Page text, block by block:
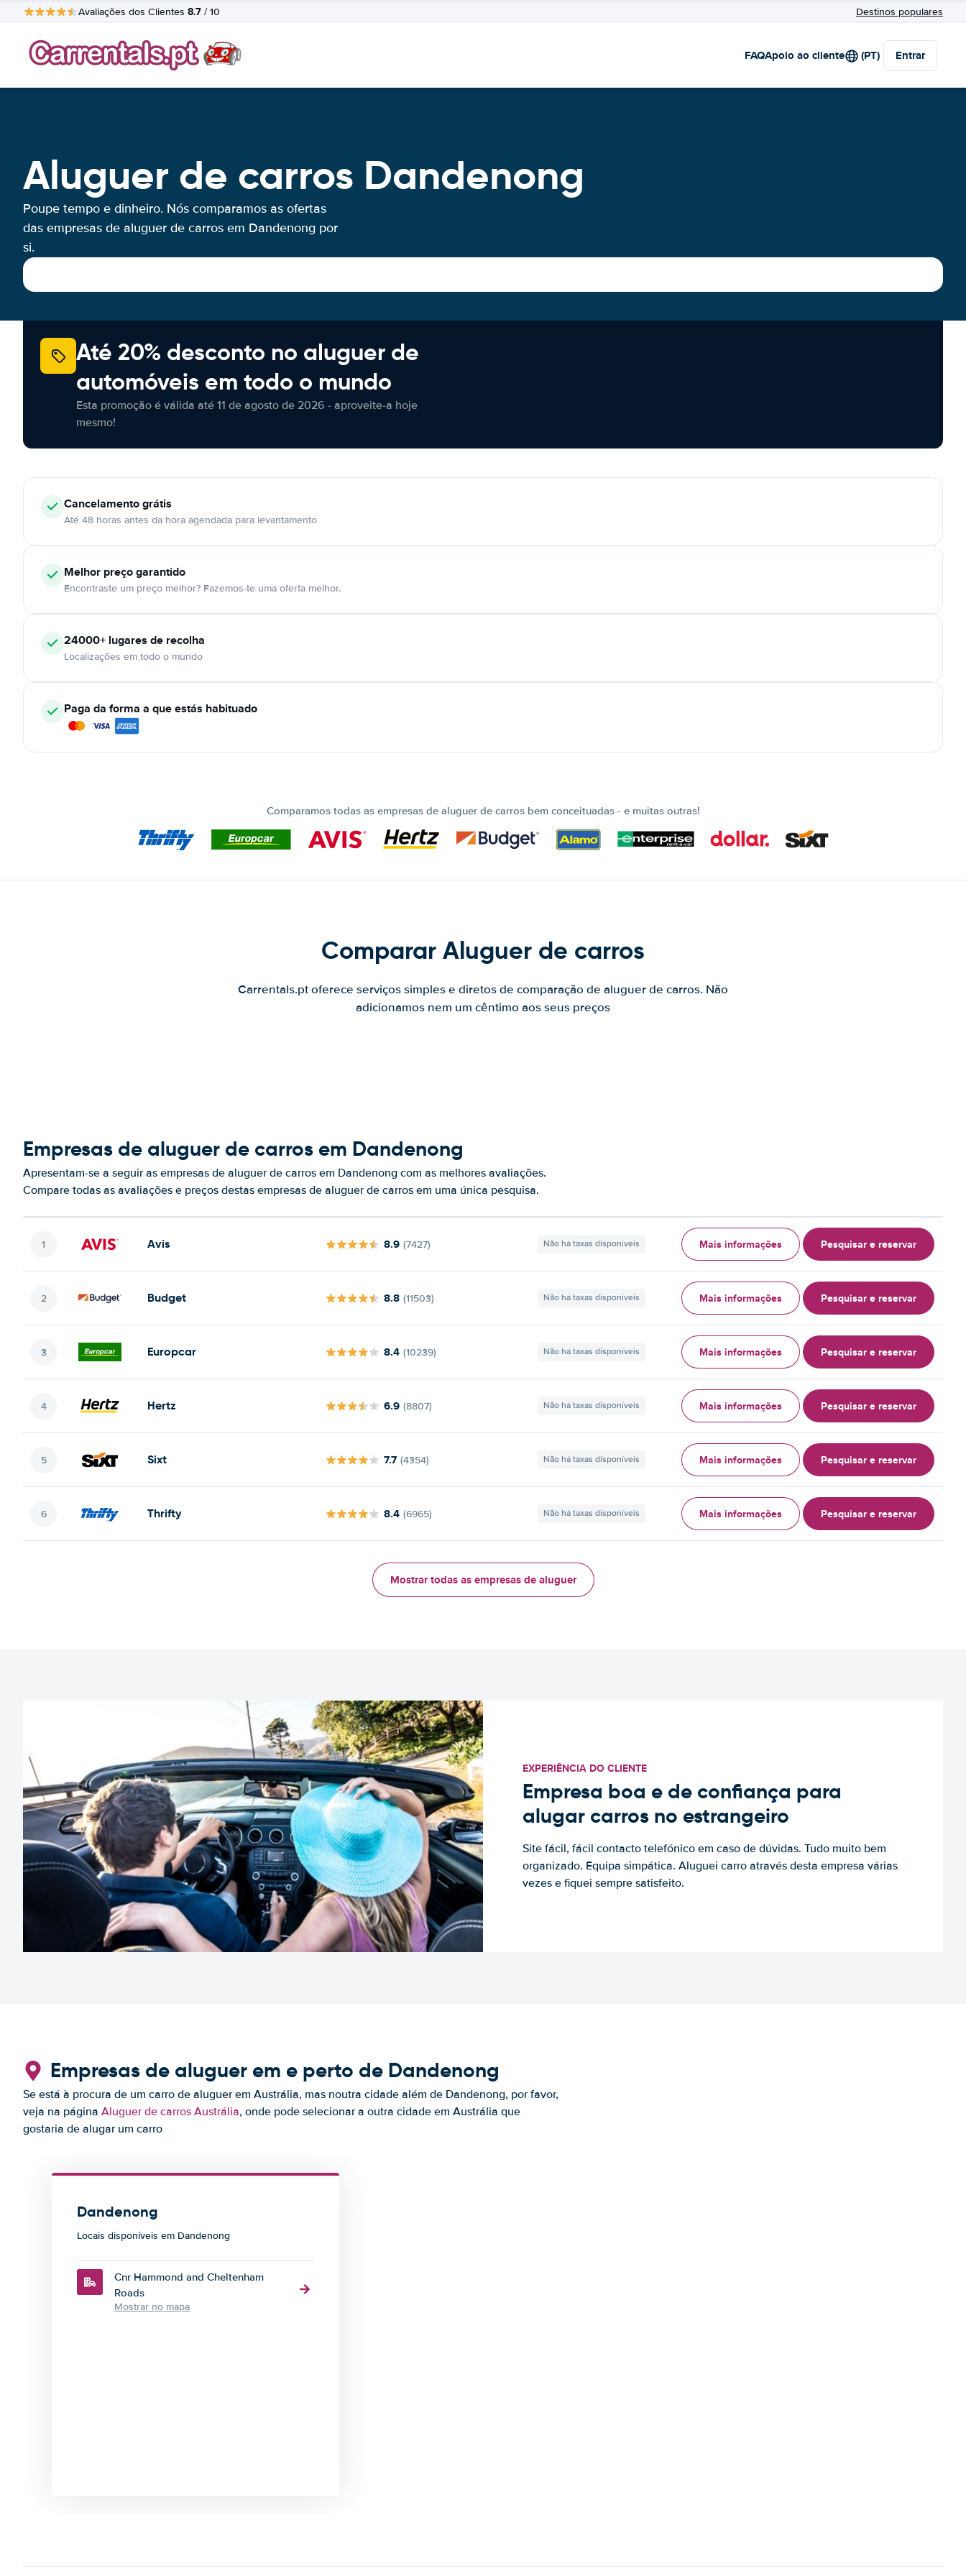
Avaliações dos Clientes 8.7 / 10 Destinos populares
FAQApoio ao cliente (PT) Entrar
Aluguer de carros Dandenong
Poupe tempo e dinheiro. Nós comparamos as ofertas
das empresas de aluguer de carros em Dandenong por
si.
Até 20% desconto no aluguer de
automóveis em todo o mundo
Esta promoção é válida até 11 de agosto de 2026 - aproveite-a hoje
mesmo!
Cancelamentográtis
Até 48 horas antes da hora agendada para levantamento
Melhor preço garantido
Encontraste um preço melhor? Fazemos-te uma oferta melhor.
24000+ lugares de recolha
Localizações em todo o mundo
Paga da forma a que estás habituado
Comparamos todas as empresas de aluguer de carros bem conceituadas - e muitas outras!
Comparar Aluguer de carros
Carrentals.pt oferece serviços simples e diretos de comparação de aluguer de carros. Não
adicionamos nem um cêntimo aos seus preços
Empresas de aluguer de carros em Dandenong
Apresentam-se a seguir as empresas de aluguer de carros em Dandenong com as melhores avaliações.
Compare todas as avaliações e preços destas empresas de aluguer de carros em uma única pesquisa.
Avis 8.9 (7427) Não há taxas disponíveis Mais informações Pesquisar e reservar
Budget 8.8 (11503) Não há taxas disponíveis Mais informações Pesquisar e reservar
Europcar 8.4 (10239) Não há taxas disponíveis Mais informações Pesquisar e reservar
Hertz 6.9 (8807) Não há taxas disponíveis Mais informações Pesquisar e reservar
Sixt 7.7 (4354) Não há taxas disponíveis Mais informações Pesquisar e reservar
Thrifty 8.4 (6965) Não há taxas disponíveis Mais informações Pesquisar e reservar
Mostrar todas as empresas de aluguer
EXPERIÊNCIA DO CLIENTE
Empresa boa e de confiança para
alugar carros no estrangeiro
Site fácil, fácil contacto telefónico em caso de dúvidas. Tudo muito bem
organizado. Equipa simpática. Aluguei carro através desta empresa várias
vezes e fiquei sempre satisfeito.
Empresas de aluguer em e perto de Dandenong
Se está à procura de um carro de aluguer em Austrália, mas noutra cidade além de Dandenong, por favor,
veja na página Aluguer de carros Austrália, onde pode selecionar a outra cidade em Austrália que
gostaria de alugar um carro
Dandenong
Locais disponíveis em Dandenong
Cnr Hammond and Cheltenham
Roads
Mostrar no mapa